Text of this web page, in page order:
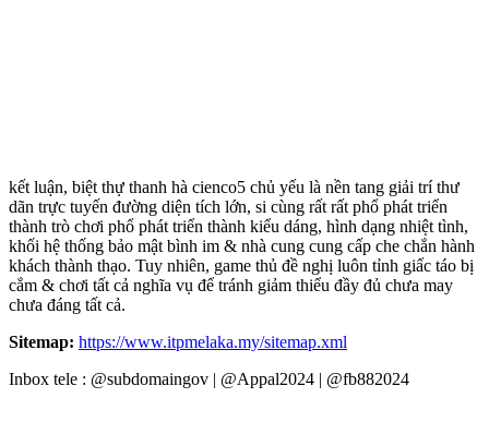
kết luận, biệt thự thanh hà cienco5 chủ yếu là nền tang giải trí thư
dãn trực tuyến đường diện tích lớn, si cùng rất rất phổ phát triển
thành trò chơi phổ phát triển thành kiểu dáng, hình dạng nhiệt tình,
khối hệ thống bảo mật bình im & nhà cung cung cấp che chắn hành
khách thành thạo. Tuy nhiên, game thủ đề nghị luôn tỉnh giấc táo bị
cắm & chơi tất cả nghĩa vụ để tránh giảm thiểu đầy đủ chưa may
chưa đáng tất cả.
Sitemap: https://www.itpmelaka.my/sitemap.xml
Inbox tele : @subdomaingov | @Appal2024 | @fb882024